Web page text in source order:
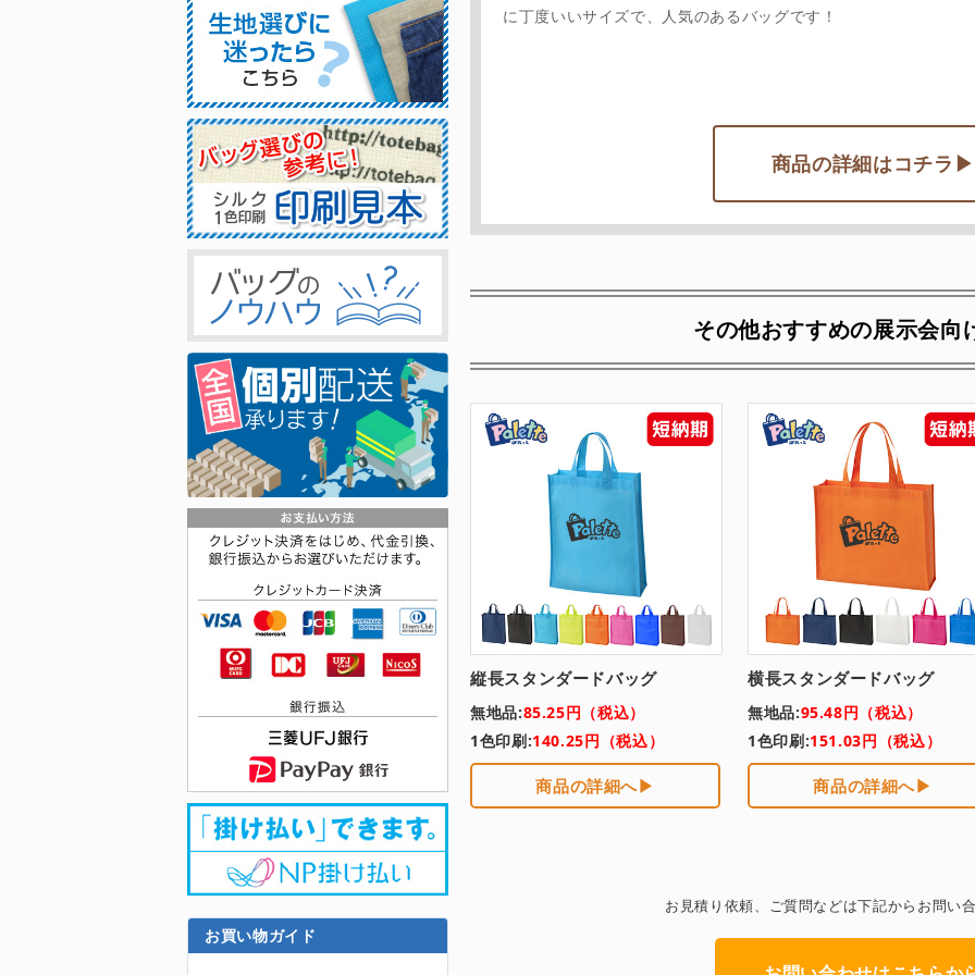
に丁度いいサイズで、人気のあるバッグです！
商品の詳細はコチラ▶
その他おすすめの展示会向
縦長スタンダードバッグ
無地品:85.25円（税込）
1色印刷:140.25円（税込）
商品の詳細へ▶
横長スタンダードバッグ
無地品:95.48円（税込）
1色印刷:151.03円（税込）
商品の詳細へ▶
お見積り依頼、ご質問などは下記からお問い
お買い物ガイド